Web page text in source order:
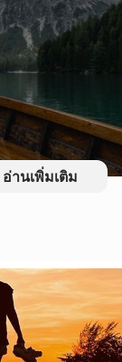
อ่านเพิ่มเติม